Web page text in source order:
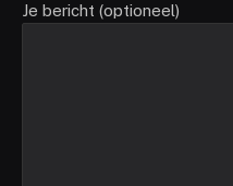
Je bericht (optioneel)